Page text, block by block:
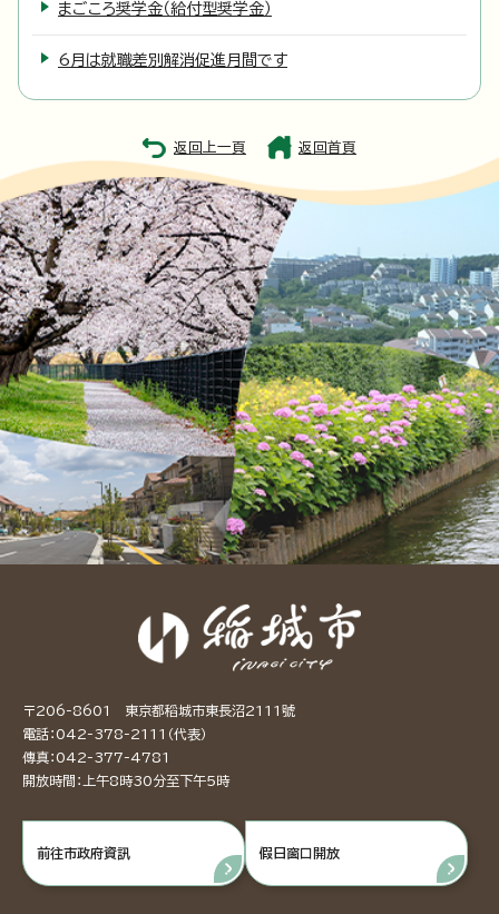
まごころ奨学金（給付型奨学金）
6月は就職差別解消促進月間です
返回上一頁 返回首頁
〒206-8601 東京都稻城市東長沼2111號
電話：042-378-2111（代表）
傳真：042-377-4781
開放時間：上午8時30分至下午5時
前往市政府資訊 假日窗口開放